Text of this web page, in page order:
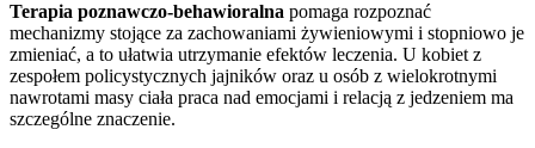
Terapia poznawczo-behawioralna pomaga rozpoznać
mechanizmy stojące za zachowaniami żywieniowymi i stopniowo je
zmieniać, a to ułatwia utrzymanie efektów leczenia. U kobiet z
zespołem policystycznych jajników oraz u osób z wielokrotnymi
nawrotami masy ciała praca nad emocjami i relacją z jedzeniem ma
szczególne znaczenie.